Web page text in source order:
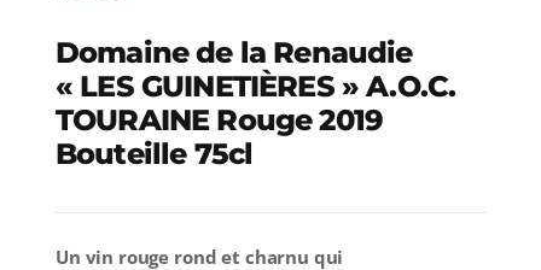
Domaine de la Renaudie
« LES GUINETIÈRES » A.O.C.
TOURAINE Rouge 2019
Bouteille 75cl
Un vin rouge rond et charnu qui